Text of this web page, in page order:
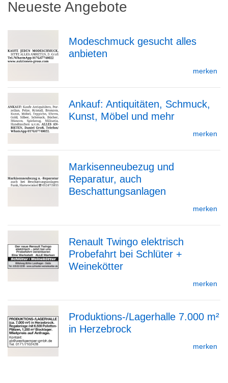
Neueste Angebote
zur
Detailseite
Modeschmuck gesucht alles
anbieten
merken
zur
Detailseite
Ankauf: Antiquitäten, Schmuck,
Kunst, Möbel und mehr
merken
zur
Detailseite
Markisenneubezug und
Reparatur, auch
Beschattungsanlagen
merken
zur
Detailseite
Renault Twingo elektrisch
Probefahrt bei Schlüter +
Weinekötter
merken
Produktions-/Lagerhalle 7.000 m²
in Herzebrock
merken